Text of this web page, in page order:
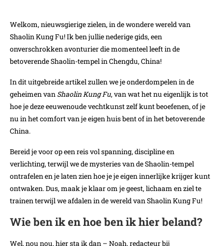
Welkom, nieuwsgierige zielen, in de wondere wereld van
Shaolin Kung Fu! Ik ben jullie nederige gids, een
onverschrokken avonturier die momenteel leeft in de
betoverende Shaolin-tempel in Chengdu, China!
In dit uitgebreide artikel zullen we je onderdompelen in de
geheimen van Shaolin Kung Fu, van wat het nu eigenlijk is tot
hoe je deze eeuwenoude vechtkunst zelf kunt beoefenen, of je
nu in het comfort van je eigen huis bent of in het betoverende
China.
Bereid je voor op een reis vol spanning, discipline en
verlichting, terwijl we de mysteries van de Shaolin-tempel
ontrafelen en je laten zien hoe je je eigen innerlijke krijger kunt
ontwaken. Dus, maak je klaar om je geest, lichaam en ziel te
trainen terwijl we afdalen in de wereld van Shaolin Kung Fu!
Wie ben ik en hoe ben ik hier beland?
Wel, nou nou, hier sta ik dan – Noah, redacteur bij